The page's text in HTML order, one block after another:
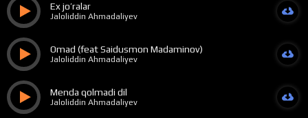
Ex jo’ralar
Jaloliddin Ahmadaliyev
Omad (feat Saidusmon Madaminov)
Jaloliddin Ahmadaliyev
Menda qolmadi dil
Jaloliddin Ahmadaliyev